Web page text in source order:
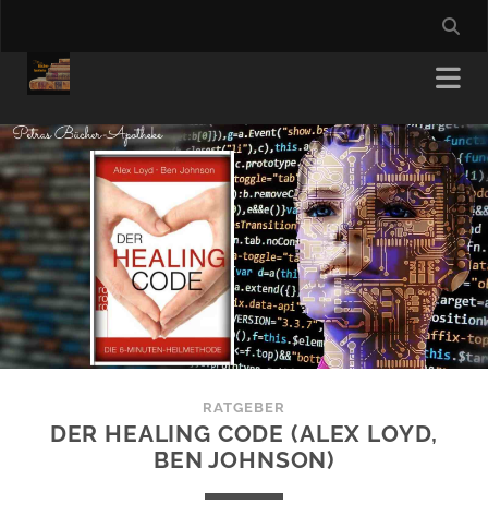
RATGEBER
DER HEALING CODE (ALEX LOYD,
BEN JOHNSON)